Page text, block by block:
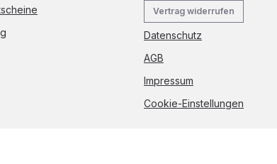
Vertrag widerrufen
Datenschutz
AGB
Impressum
Cookie-Einstellungen